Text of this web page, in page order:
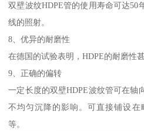
双壁波纹HDPE管的使用寿命可达50
线的照射。
8、优异的耐磨性
在德国的试验表明，HDPE的耐磨性
9、正确的偏转
一定长度的双壁HDPE波纹管可在轴
不均匀沉降的影响。可直接铺设
等。